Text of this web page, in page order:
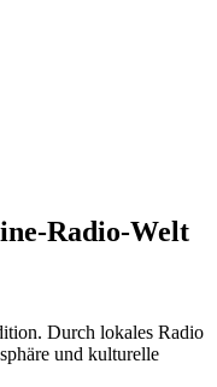
Radio-Welt
Durch lokales Radio
und kulturelle